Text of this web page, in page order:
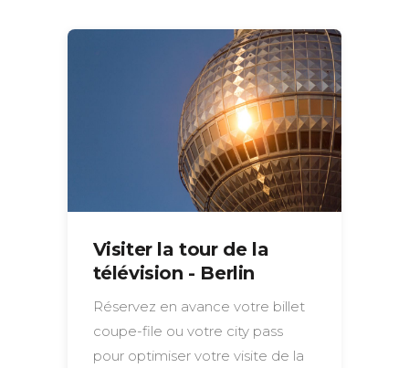
Visiter la tour de la
télévision - Berlin
Réservez en avance votre billet
coupe-file ou votre city pass
pour optimiser votre visite de la